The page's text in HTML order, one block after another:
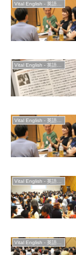
Vital English - 英語勉強会
Vital English - 英語勉強会
Vital English - 英語勉強会
Vital English - 英語勉強会
Vital English - 英語勉強会